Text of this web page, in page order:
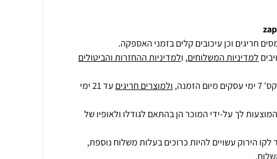
חריגים וכן עיכובים קלים בזמני האספקה.
למדיניות המשלוחים, ולמדיניות ההחזרות והביטולים
ולמוצרים חריגים
עד 21 ימי
לך על-ידי המוכר הן בהתאם לגודלו ולאופיו של
לקו הירוק עשויים להיות כרוכים בעלות משלוח נוספת,